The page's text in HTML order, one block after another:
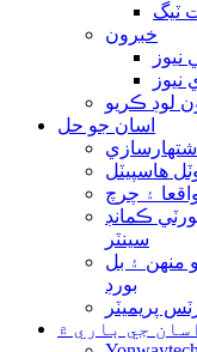
ٽيگ
خبرون
نيوز
نيوز
لوڊ ڪريو
اسان جو حل
هاسپيٽل
ڪمانڊ
سينٽر
منهن ۽ بل
بورڊ
اسان جي باري ۾